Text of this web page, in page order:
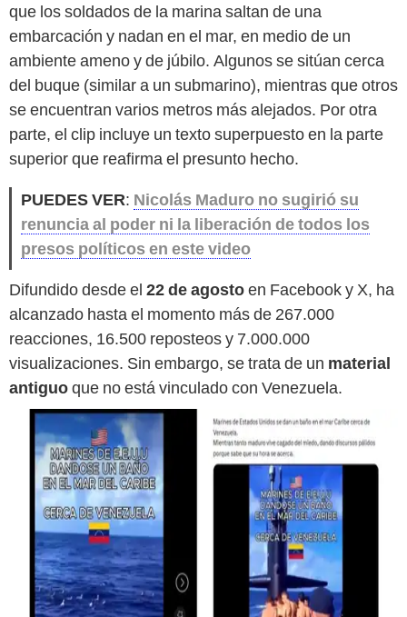
que los soldados de la marina saltan de una
embarcación y nadan en el mar, en medio de un
ambiente ameno y de júbilo. Algunos se sitúan cerca
del buque (similar a un submarino), mientras que otros
se encuentran varios metros más alejados. Por otra
parte, el clip incluye un texto superpuesto en la parte
superior que reafirma el presunto hecho.
PUEDES VER: Nicolás Maduro no sugirió su
renuncia al poder ni la liberación de todos los
presos políticos en este video
Difundido desde el 22 de agostoen Facebook y X, ha
alcanzado hasta el momento más de 267.000
reacciones, 16.500 reposteos y 7.000.000
visualizaciones. Sin embargo, se trata de un material
antiguoque no está vinculado con Venezuela.